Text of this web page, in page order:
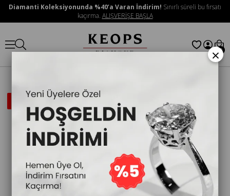
Diamanti Koleksiyonunda %40’a Varan İndirim! Sınırlı süreli bu fırsatı
kaçırma. ALIŞVERİŞE BAŞLA
0
İNDIRIMLI
×